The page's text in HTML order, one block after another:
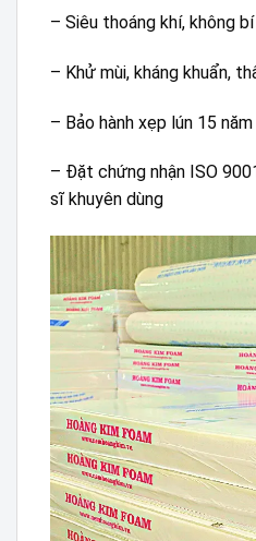
– Siêu thoáng khí, không
– Khử mùi, kháng khuẩn,
– Bảo hành xẹp lún 15 năm
– Đặt chứng nhận ISO
sĩ khuyên dùng